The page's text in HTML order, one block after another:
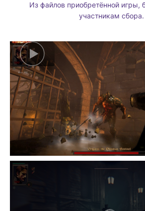
Из файлов приобретённой игры,
участникам сбора.